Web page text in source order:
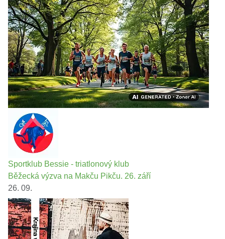
Sportklub Bessie - triatlonový klub
Běžecká výzva na Makču Pikču. 26. září
26. 09.